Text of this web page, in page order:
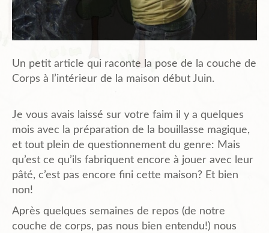
Un petit article qui raconte la pose de la couche de
Corps à l’intérieur de la maison début Juin.
Je vous avais laissé sur votre faim il y a quelques
mois avec la préparation de la bouillasse magique,
et tout plein de questionnement du genre: Mais
qu’est ce qu’ils fabriquent encore à jouer avec leur
pâté, c’est pas encore fini cette maison? Et bien
non!
Après quelques semaines de repos (de notre
couche de corps, pas nous bien entendu!) nous